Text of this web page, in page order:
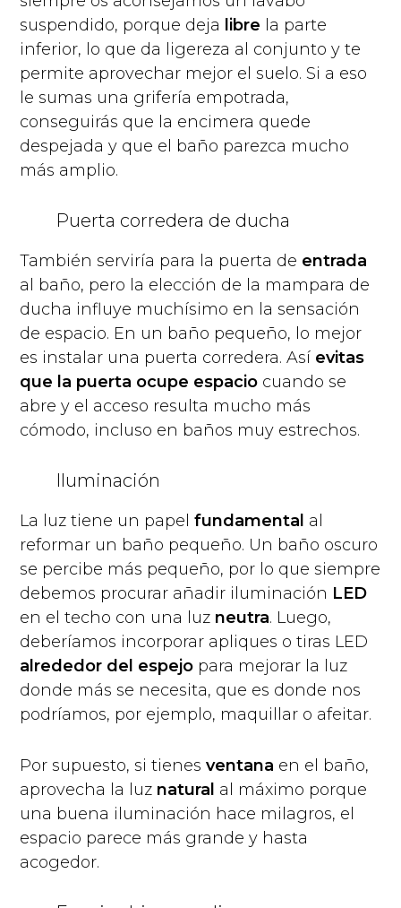
suspendido, porque deja libre la parte
inferior, lo que da ligereza al conjunto y te
permite aprovechar mejor el suelo. Si a eso
le sumas una grifería empotrada,
conseguirás que la encimera quede
despejada y que el baño parezca mucho
más amplio.
Puerta corredera de ducha
También serviría para la puerta de entrada
al baño, pero la elección de la mampara de
ducha influye muchísimo en la sensación
de espacio. En un baño pequeño, lo mejor
es instalar una puerta corredera. Así evitas
que la puerta ocupe espacio cuando se
abre y el acceso resulta mucho más
cómodo, incluso en baños muy estrechos.
Iluminación
La luz tiene un papelfundamental al
reformar un baño pequeño. Un baño oscuro
se percibe más pequeño, por lo que siempre
debemos procurar añadir iluminación LED
en el techo con una luz neutra. Luego,
deberíamos incorporar apliques o tiras LED
alrededor del espejo para mejorar la luz
donde más se necesita, que es donde nos
podríamos, por ejemplo, maquillar o afeitar.
Por supuesto, si tienesventana en el baño,
aprovecha la luz natural al máximo porque
una buena iluminación hace milagros, el
espacio parece más grande y hasta
acogedor.